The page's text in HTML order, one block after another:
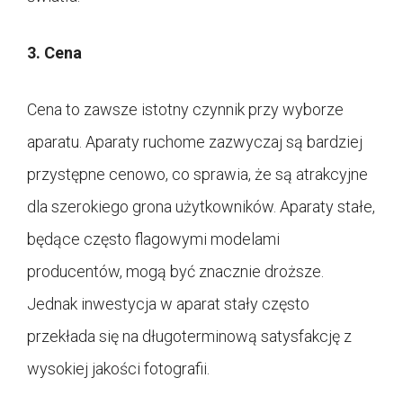
3. Cena
Cena to zawsze istotny czynnik przy wyborze
aparatu. Aparaty ruchome zazwyczaj są bardziej
przystępne cenowo, co sprawia, że są atrakcyjne
dla szerokiego grona użytkowników. Aparaty stałe,
będące często flagowymi modelami
producentów, mogą być znacznie droższe.
Jednak inwestycja w aparat stały często
przekłada się na długoterminową satysfakcję z
wysokiej jakości fotografii.